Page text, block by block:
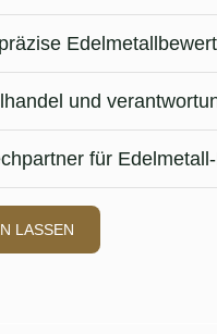
und
für
LASSEN